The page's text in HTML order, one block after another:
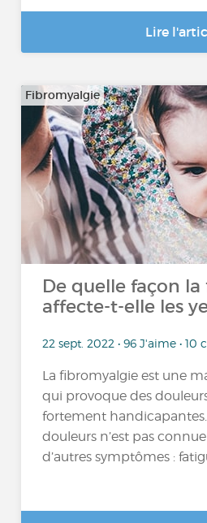
Lire
Fibromyalgie
De quelle façon
affecte-t-elle les
22 sept. 2022 • 96 J'aime •
La fibromyalgie est une
qui provoque des
fortement handicapantes.
douleurs n’est pas
d’autres symptômes :